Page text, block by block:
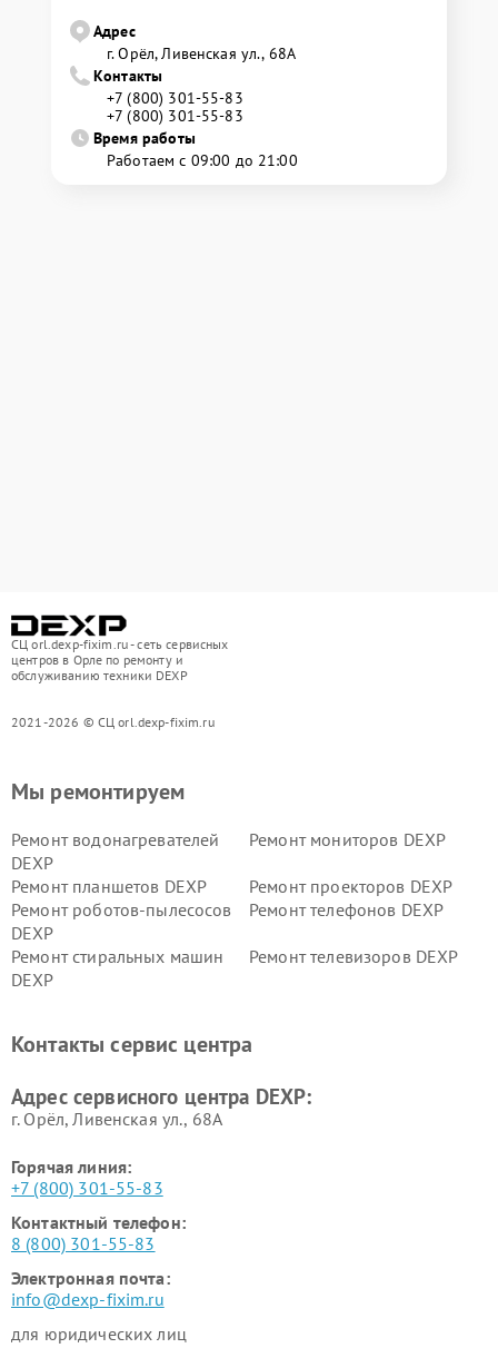
Адрес
г. Орёл, Ливенская ул., 68А
Контакты
+7 (800) 301-55-83
+7 (800) 301-55-83
Время работы
Работаем с 09:00 до 21:00
СЦ orl.dexp-fixim.ru - сеть сервисных
центров в Орле по ремонту и
обслуживанию техники DEXP
2021-2026 © СЦ orl.dexp-fixim.ru
Мы ремонтируем
Ремонт водонагревателей
DEXP
Ремонт мониторов DEXP
Ремонт планшетов DEXP
Ремонт проекторов DEXP
Ремонт роботов-пылесосов
DEXP
Ремонт телефонов DEXP
Ремонт стиральных машин
DEXP
Ремонт телевизоров DEXP
Ремонт серверов DEXP
Ремонт мини пк DEXP
Контакты сервис центра
Адрес сервисного центра DEXP:
г. Орёл, Ливенская ул., 68А
Горячая линия:
+7 (800) 301-55-83
Контактный телефон:
8 (800) 301-55-83
Электронная почта:
info@dexp-fixim.ru
для юридических лиц